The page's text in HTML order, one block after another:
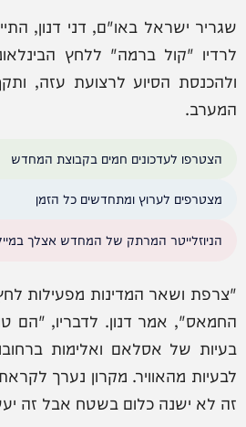
שגריר ישראל באו"ם, דני דנון,
לרדיו "קול ברמה" ללחץ
ולהכנסת הסיוע לרצועת עזה,
המערב.
הצטרפו לעדכונים חמים בקבוצת המחדש
מצטרפים לערוץ ומתחדשים כל הזמן
הניוזלייטר המרתק של המחדש אצלך
"צרפת ושאר המדינות מפעילות
החמאס", אמר דנון. לדבריו, "הם
בעיות של אסלאם ואלימות
לבעיות מהאוויר. מקרון נערך
זה לא ישנה כלום בשטח אבל זה